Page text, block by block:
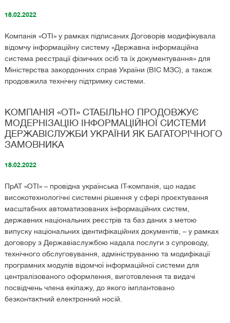
18.02.2022
Компанія «ОТІ» у рамках підписаних Договорів модифікувала
відомчу інформаційну систему «Державна інформаційна
система реєстрації фізичних осіб та їх документування» для
Міністерства закордонних справ України (ВІС МЗС), а також
продовжила технічну підтримку системи.
КОМПАНІЯ «ОТІ» СТАБІЛЬНО ПРОДОВЖУЄ
МОДЕРНІЗАЦІЮ ІНФОРМАЦІЙНОЇ СИСТЕМИ
ДЕРЖАВІСЛУЖБИ УКРАЇНИ ЯК БАГАТОРІЧНОГО
ЗАМОВНИКА
18.02.2022
ПрАТ «ОТІ» – провідна українська IT-компанія, що надає
високотехнологічні системні рішення у сфері проєктування
масштабних автоматизованих інформаційних систем,
державних національних реєстрів та баз даних з метою
випуску національних ідентифікаційних документів, – у рамках
договору з Державіаслужбою надала послуги з супроводу,
технічного обслуговування, адмініструванню та модифікації
програмних модулів відомчої інформаційної системи для
централізованого оформлення, виготовлення та видачі
посвідчень члена екіпажу, до якого імплантовано
безконтактний електронний носій.